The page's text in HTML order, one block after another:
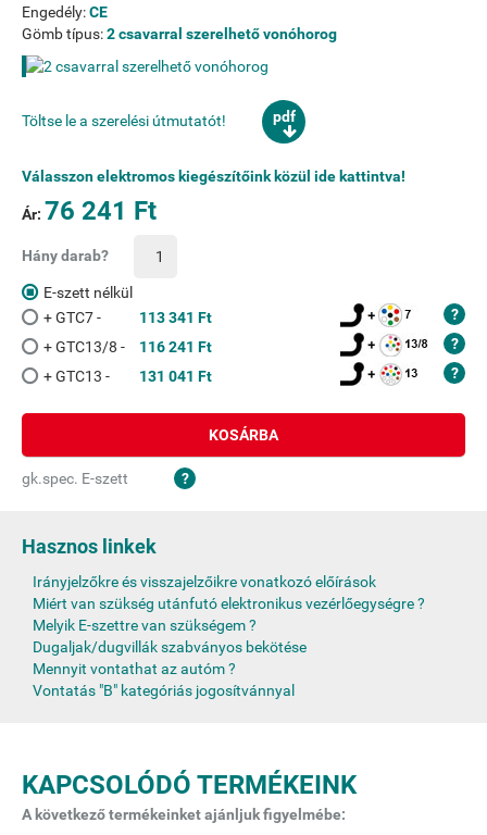
Engedély:CE
Gömb típus:2 csavarral szerelhető vonóhorog
Töltse le a szerelési útmutatót! pdf
Válasszon elektromos kiegészítőink közül ide kattintva!
Ár: 76 241 Ft
Hány darab?
E-szett nélkül
+ GTC7 -
113 341 Ft
+ GTC13/8 -
116 241 Ft
+ GTC13 -
131 041 Ft
KOSÁRBA
gk.spec. E-szett
Hasznos linkek
Irányjelzőkre és visszajelzőikre vonatkozó előírások
Miért van szükség utánfutó elektronikus vezérlőegységre ?
Melyik E-szettre van szükségem ?
Dugaljak/dugvillák szabványos bekötése
Mennyit vontathat az autóm ?
Vontatás "B" kategóriás jogosítvánnyal
KAPCSOLÓDÓ TERMÉKEINK
A következő termékeinket ajánljuk figyelmébe: